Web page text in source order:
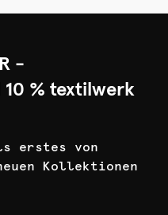
-
% textilwerk
erstes von
Kollektionen